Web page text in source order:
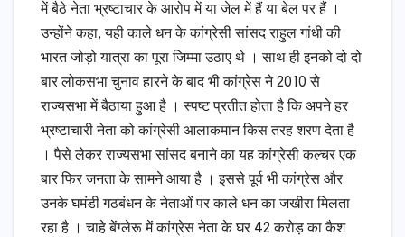
में बैठे नेता भ्रष्टाचार के आरोप में या जेल में हैं या बेल पर हैं ।
उन्होंने कहा, यही काले धन के कांग्रेसी सांसद राहुल गांधी की
भारत जोड़ो यात्रा का पूरा जिम्मा उठाए थे । साथ ही इनको दो दो
बार लोकसभा चुनाव हारने के बाद भी कांग्रेस ने 2010 से
राज्यसभा में बैठाया हुआ है । स्पष्ट प्रतीत होता है कि अपने हर
भ्रष्टाचारी नेता को कांग्रेसी आलाकमान किस तरह शरण देता है
। पैसे लेकर राज्यसभा सांसद बनाने का यह कांग्रेसी कल्चर एक
बार फिर जनता के सामने आया है । इससे पूर्व भी कांग्रेस और
उनके घमंडी गठबंधन के नेताओं पर काले धन का जखीरा मिलता
रहा है । चाहे बेंग्लेरू में कांग्रेस नेता के घर 42 करोड़ का कैश